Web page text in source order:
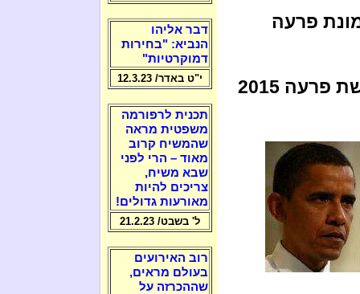
פרעה
ותמונת אשת פרעה 2015
דבר אליהו
הנביא: "בחירות
דמוקרטיות"
י"ט באדר/ 12.3.23
תכנית לרפורמה
משפטית מראה
שהמשיח קרוב
מאוד – הרי לפני
שבא משיח,
צריכים להיות
מאורעות גדולים!
ל' בשבט/ 21.2.23
רוב האירועים
בעולם מראים,
שההכרזה על